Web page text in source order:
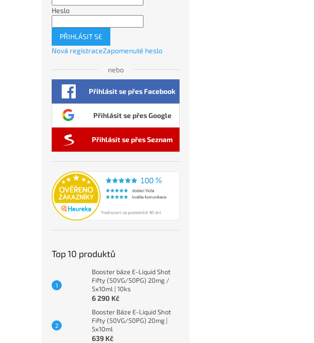
Heslo
PŘIHLÁSIT SE
Nová registraceZapomenuté heslo
nebo
Přihlásit se přes Facebook
Přihlásit se přes Google
Přihlásit se přes Seznam
Top 10 produktů
Booster báze E-Liquid Shot
Fifty (50VG/50PG) 20mg /
5x10ml | 10ks
6 290 Kč
Booster Báze E-Liquid Shot
Fifty (50VG/50PG) 20mg |
5x10ml
639 Kč